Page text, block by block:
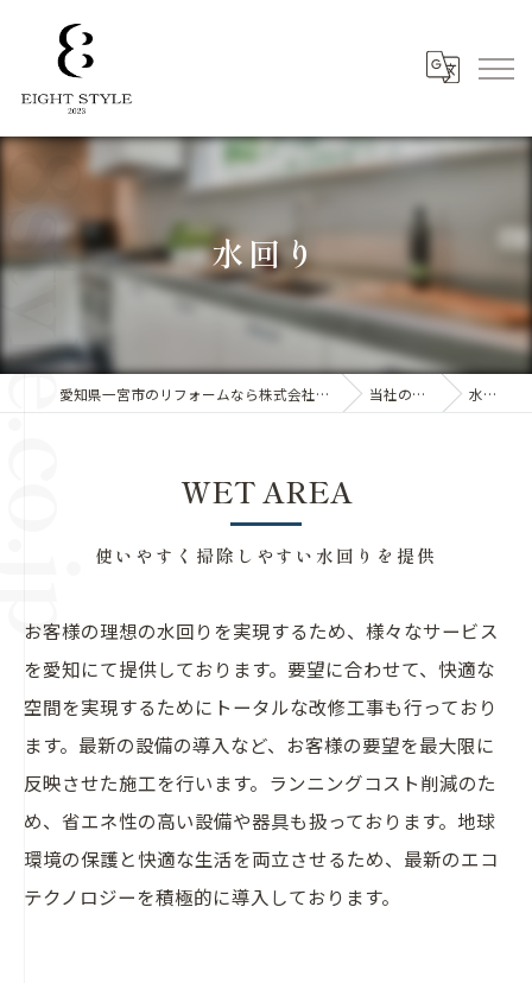
水回り
愛知県一宮市のリフォームなら株式会社8STYLE 当社の特徴 水回り
使いやすく掃除しやすい水回りを提供
WET AREA
お客様の理想の水回りを実現するため、様々なサービス
を愛知にて提供しております。要望に合わせて、快適な
空間を実現するためにトータルな改修工事も行っており
ます。最新の設備の導入など、お客様の要望を最大限に
反映させた施工を行います。ランニングコスト削減のた
め、省エネ性の高い設備や器具も扱っております。地球
環境の保護と快適な生活を両立させるため、最新のエコ
テクノロジーを積極的に導入しております。